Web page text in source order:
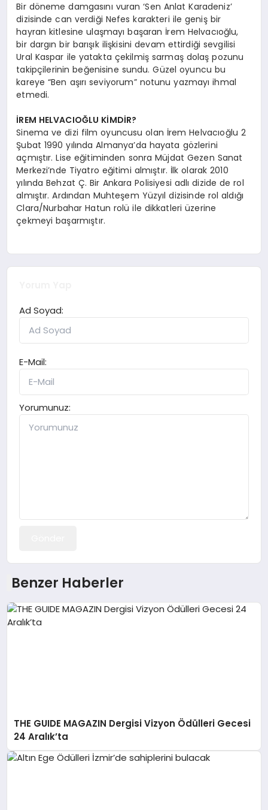
Bir döneme damgasını vuran ‘Sen Anlat Karadeniz’
dizisinde can verdiği Nefes karakteri ile geniş bir
hayran kitlesine ulaşmayı başaran İrem Helvacıoğlu,
bir dargın bir barışık ilişkisini devam ettirdiği sevgilisi
Ural Kaspar ile yatakta çekilmiş sarmaş dolaş pozunu
takipçilerinin beğenisine sundu. Güzel oyuncu bu
kareye “Ben aşırı seviyorum” notunu yazmayı ihmal
etmedi.
İREM HELVACIOĞLU KİMDİR?
Sinema ve dizi film oyuncusu olan İrem Helvacıoğlu 2
Şubat 1990 yılında Almanya’da hayata gözlerini
açmıştır. Lise eğitiminden sonra Müjdat Gezen Sanat
Merkezi’nde Tiyatro eğitimi almıştır. İlk olarak 2010
yılında Behzat Ç. Bir Ankara Polisiyesi adlı dizide de rol
almıştır. Ardından Muhteşem Yüzyıl dizisinde rol aldığı
Clara/Nurbahar Hatun rolü ile dikkatleri üzerine
çekmeyi başarmıştır.
Ad Soyad:
E-Mail:
Yorumunuz:
Benzer Haberler
THE GUIDE MAGAZIN Dergisi Vizyon Ödülleri Gecesi
24 Aralık’ta